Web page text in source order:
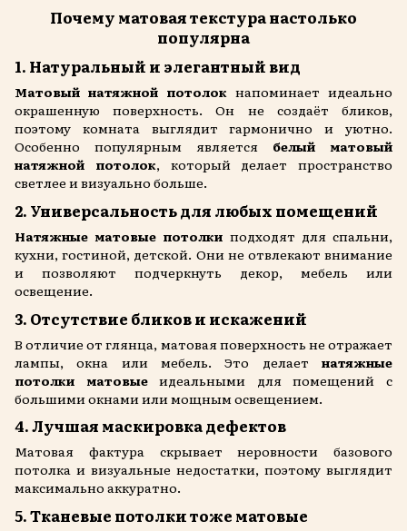
Почему матовая текстура настолько
популярна
1. Натуральный и элегантный вид
Матовый натяжной потолок напоминает идеально
окрашенную поверхность. Он не создаёт бликов,
поэтому комната выглядит гармонично и уютно.
Особенно популярным является белый матовый
натяжной потолок, который делает пространство
светлее и визуально больше.
2. Универсальность для любых помещений
Натяжные матовые потолки подходят для спальни,
кухни, гостиной, детской. Они не отвлекают внимание
и позволяют подчеркнуть декор, мебель или
освещение.
3. Отсутствие бликов и искажений
В отличие от глянца, матовая поверхность не отражает
лампы, окна или мебель. Это делает натяжные
потолки матовыеидеальными для помещений с
большими окнами или мощным освещением.
4. Лучшая маскировка дефектов
Матовая фактура скрывает неровности базового
потолка и визуальные недостатки, поэтому выглядит
максимально аккуратно.
5. Тканевые потолки тоже матовые